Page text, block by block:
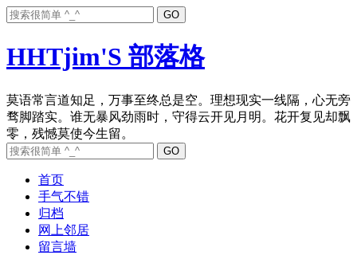
HHTjim'S 部落格
莫语常言道知足，万事至终总是空。理想现实一线隔，心无旁
骛脚踏实。谁无暴风劲雨时，守得云开见月明。花开复见却飘
首页
手气不错
归档
网上邻居
留言墙